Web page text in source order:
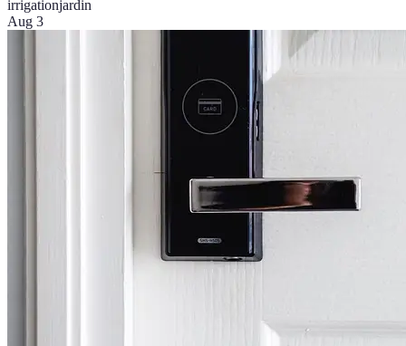
irrigationjardin
Aug 3